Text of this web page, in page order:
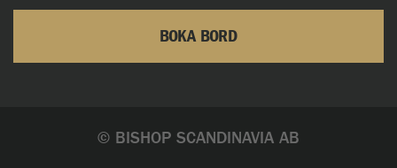
BOKA BORD
© BISHOP SCANDINAVIA AB